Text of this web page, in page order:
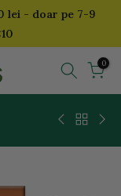
lei - doar pe 7-9
0